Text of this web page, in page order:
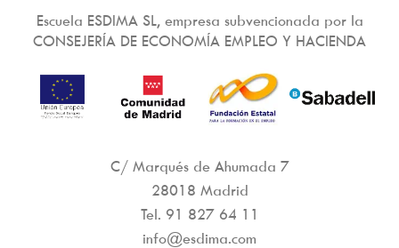
Escuela ESDIMA SL, empresa subvencionada por la
CONSEJERÍA DE ECONOMÍA EMPLEO Y HACIENDA
C/ Marqués de Ahumada 7
28018 Madrid
Tel. 91 827 64 11
info@esdima.com